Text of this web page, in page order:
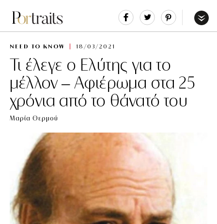
Share Tweet
NEED TO KNOW 18/03/2021
Τι έλεγε ο Ελύτης για το
μέλλον – Αφιέρωμα στα 25
χρόνια από το θάνατό του
Μαρία Θερμού